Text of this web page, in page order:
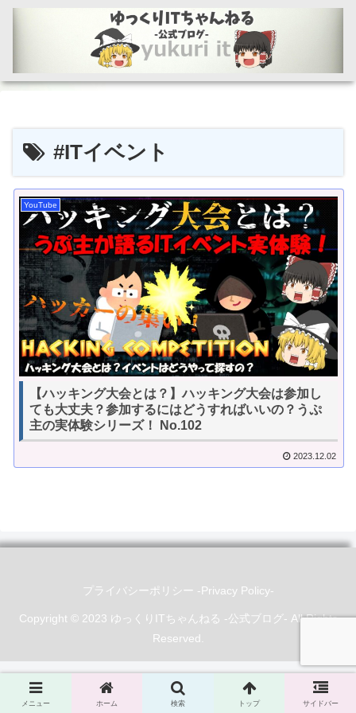
#ITイベント
YouTube
【ハッキング大会とは？】ハッキング大会は参加し
ても大丈夫？参加するにはどうすればいいの？うぷ
主の実体験シリーズ！ No.102
2023.12.02
プライバシーポリシー -Privacy Policy-
Copyright © 2023 ゆっくりITちゃんねる -公式ブログ- All Rights
Reserved.
メニュー ホーム 検索 トップ サイドバー